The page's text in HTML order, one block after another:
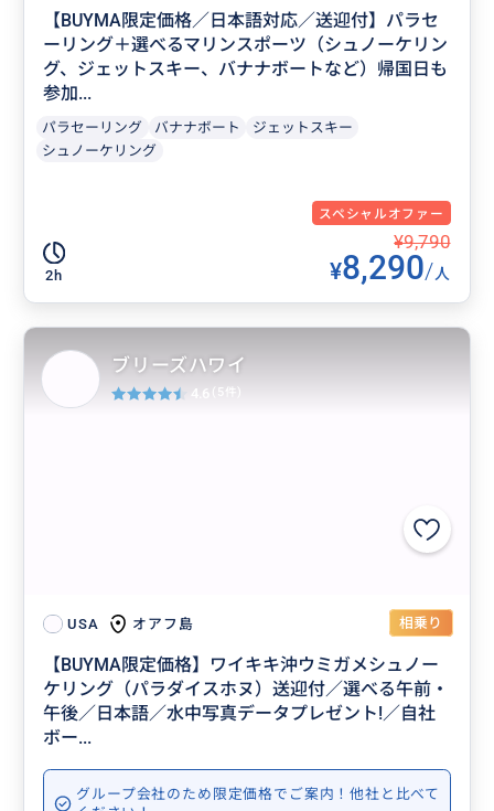
【BUYMA限定価格／日本語対応／送迎付】パラセ
ーリング＋選べるマリンスポーツ（シュノーケリン
グ、ジェットスキー、バナナボートなど）帰国日も
参加...
パラセーリング バナナボート
ジェットスキー
シュノーケリング
スペシャルオファー
2h
¥9,790
¥8,290/人
USA オアフ島 相乗り
【BUYMA限定価格】ワイキキ沖ウミガメシュノー
ケリング（パラダイスホヌ）送迎付／選べる午前・
午後／日本語／水中写真データプレゼント!／自社
ボー...
グループ会社のため限定価格でご案内！他社と比べて
ブリーズハワイ
4.6 (5件)